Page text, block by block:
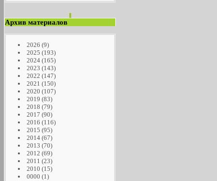
Архив материалов
2026 (9)
2025 (193)
2024 (165)
2023 (143)
2022 (147)
2021 (150)
2020 (107)
2019 (83)
2018 (79)
2017 (90)
2016 (116)
2015 (95)
2014 (67)
2013 (70)
2012 (69)
2011 (23)
2010 (15)
0000 (1)